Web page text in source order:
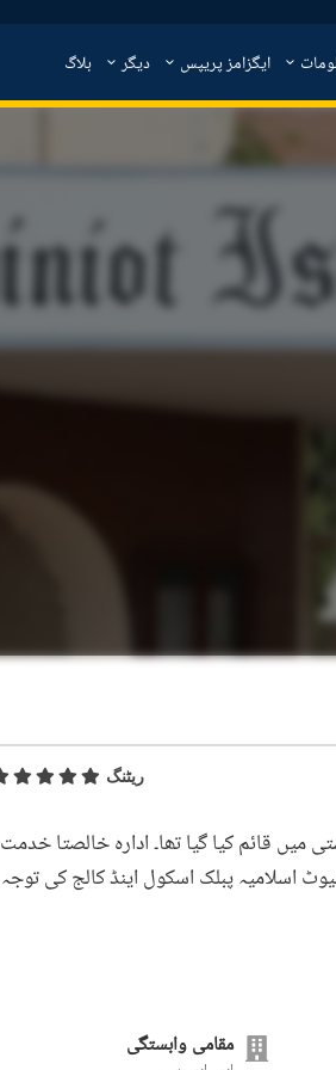
ایگزامز پریپس دیگر بلاگ
ریٹنگ
کی سرپرستی میں قائم کیا گیا تھا۔ ادارہ خالصتا خدمت
اسلامیہ پبلک اسکول اینڈ کالج کی توجہ
مقامی وابستگی